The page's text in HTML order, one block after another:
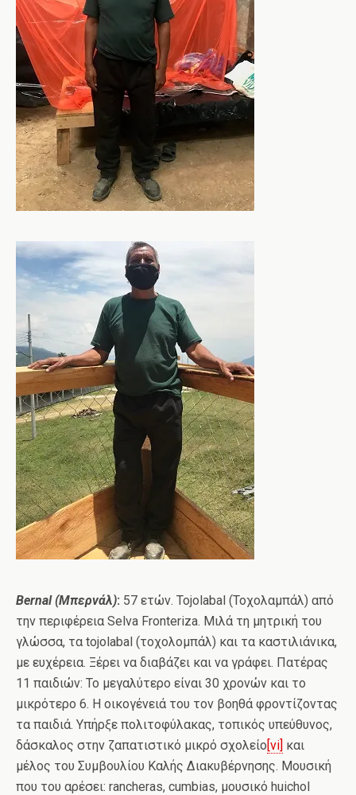
Bernal(Μπερνάλ): 57 ετών. Tojolabal (Τοχολαμπάλ) από
την περιφέρεια Selva Fronteriza. Μιλά τη μητρική του
γλώσσα, τα tojolabal (τοχολομπάλ) και τα καστιλιάνικα,
με ευχέρεια. Ξέρει να διαβάζει και να γράφει. Πατέρας
11 παιδιών: Το μεγαλύτερο είναι 30 χρονών και το
μικρότερο 6. Η οικογένειά του τον βοηθά φροντίζοντας
τα παιδιά. Υπήρξε πολιτοφύλακας, τοπικός υπεύθυνος,
δάσκαλος στην ζαπατιστικό μικρό σχολείο[vi] και
μέλος του Συμβουλίου Καλής Διακυβέρνησης. Μουσική
που του αρέσει: rancheras, cumbias, μουσικό huichol